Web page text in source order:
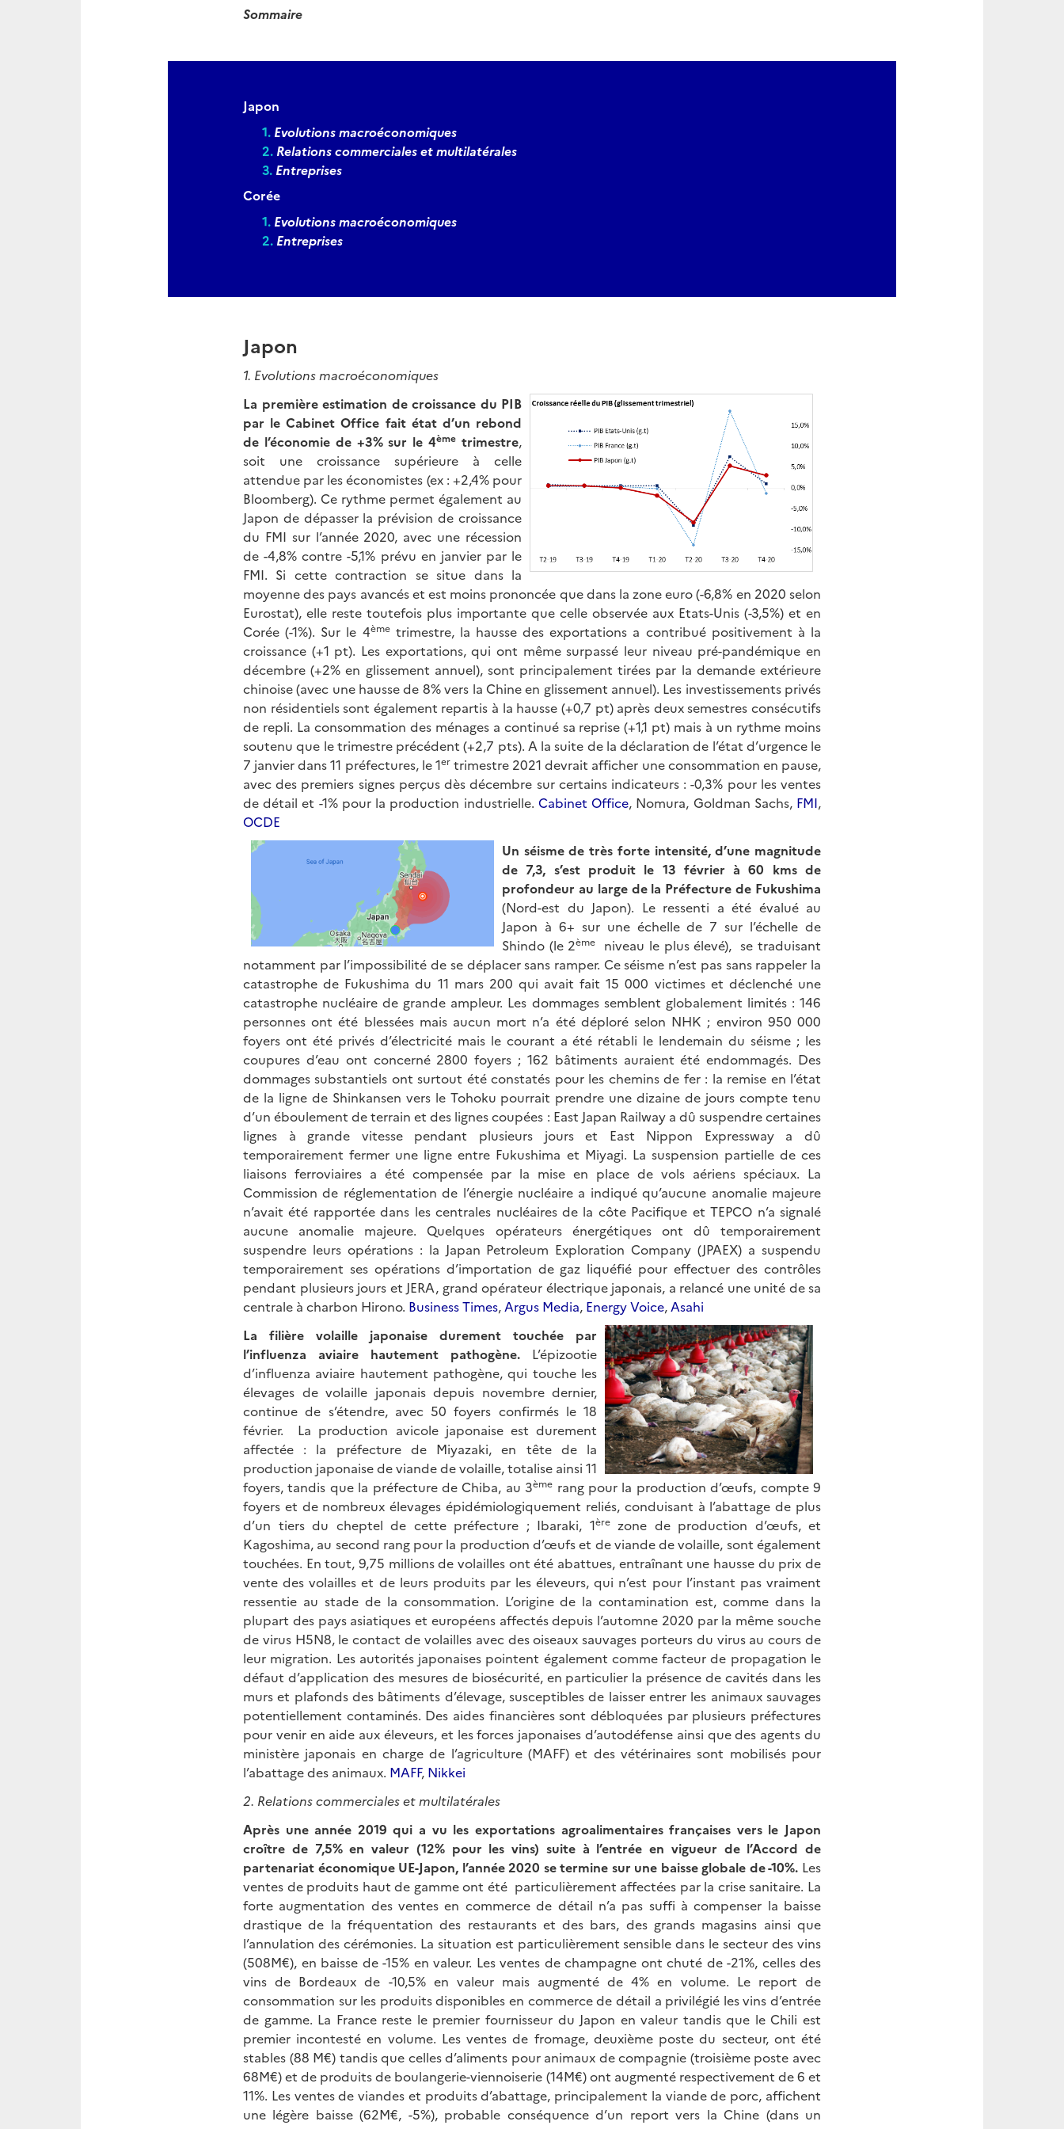
Sommaire
Japon
Evolutions macroéconomiques
Relations commerciales et multilatérales
Entreprises
Corée
Evolutions macroéconomiques
Entreprises
Japon
1. Evolutions macroéconomiques
La première estimation de croissance du PIB
par le Cabinet Office fait état d’un rebond
de l’économie de +3% sur le 4ème trimestre,
soit une croissance supérieure à celle
attendue par les économistes (ex : +2,4% pour
Bloomberg). Ce rythme permet également au
Japon de dépasser la prévision de croissance
du FMI sur l’année 2020, avec une récession
de -4,8% contre -5,1% prévu en janvier par le
FMI. Si cette contraction se situe dans la
moyenne des pays avancés et est moins prononcée que dans la zone euro (-6,8% en 2020 selon
Eurostat), elle reste toutefois plus importante que celle observée aux Etats-Unis (-3,5%) et en
Corée (-1%). Sur le 4èmetrimestre, la hausse des exportations a contribué positivement à la
croissance (+1 pt). Les exportations, qui ont même surpassé leur niveau pré-pandémique en
décembre (+2% en glissement annuel), sont principalement tirées par la demande extérieure
chinoise (avec une hausse de 8% vers la Chine en glissement annuel). Les investissements privés
non résidentiels sont également repartis à la hausse (+0,7 pt) après deux semestres consécutifs
de repli. La consommation des ménages a continué sa reprise (+1,1 pt) mais à un rythme moins
soutenu que le trimestre précédent (+2,7 pts). A la suite de la déclaration de l’état d’urgence le
7 janvier dans 11 préfectures, le 1ertrimestre 2021 devrait afficher une consommation en pause,
avec des premiers signes perçus dès décembre sur certains indicateurs : -0,3% pour les ventes
de détail et -1% pour la production industrielle. Cabinet Office, Nomura, Goldman Sachs, FMI,
OCDE
Un séisme de très forte intensité, d’une magnitude
de 7,3, s’est produit le 13 février à 60 kms de
profondeur au large de la Préfecture de Fukushima
(Nord-est du Japon). Le ressenti a été évalué au
Japon à 6+ sur une échelle de 7 sur l’échelle de
Shindo (le 2ème
niveau le plus élevé), se traduisant
notamment par l’impossibilité de se déplacer sans ramper. Ce séisme n’est pas sans rappeler la
catastrophe de Fukushima du 11 mars 200 qui avait fait 15 000 victimes et déclenché une
catastrophe nucléaire de grande ampleur. Les dommages semblent globalement limités : 146
personnes ont été blessées mais aucun mort n’a été déploré selon NHK ; environ 950 000
foyers ont été privés d’électricité mais le courant a été rétabli le lendemain du séisme ; les
coupures d’eau ont concerné 2800 foyers ; 162 bâtiments auraient été endommagés. Des
dommages substantiels ont surtout été constatés pour les chemins de fer : la remise en l’état
de la ligne de Shinkansen vers le Tohoku pourrait prendre une dizaine de jours compte tenu
d’un éboulement de terrain et des lignes coupées : East Japan Railway a dû suspendre certaines
lignes à grande vitesse pendant plusieurs jours et East Nippon Expressway a dû
temporairement fermer une ligne entre Fukushima et Miyagi. La suspension partielle de ces
liaisons ferroviaires a été compensée par la mise en place de vols aériens spéciaux. La
Commission de réglementation de l’énergie nucléaire a indiqué qu’aucune anomalie majeure
n’avait été rapportée dans les centrales nucléaires de la côte Pacifique et TEPCO n’a signalé
aucune anomalie majeure. Quelques opérateurs énergétiques ont dû temporairement
suspendre leurs opérations : la Japan Petroleum Exploration Company (JPAEX) a suspendu
temporairement ses opérations d’importation de gaz liquéfié pour effectuer des contrôles
pendant plusieurs jours et JERA, grand opérateur électrique japonais, a relancé une unité de sa
centrale à charbon Hirono. Business Times, Argus Media, Energy Voice, Asahi
La filière volaille japonaise durement touchée par
l’influenza aviaire hautement pathogène. L’épizootie
d’influenza aviaire hautement pathogène, qui touche les
élevages de volaille japonais depuis novembre dernier,
continue de s’étendre, avec 50 foyers confirmés le 18
février. La production avicole japonaise est durement
affectée : la préfecture de Miyazaki, en tête de la
production japonaise de viande de volaille, totalise ainsi 11
foyers, tandis que la préfecture de Chiba, au 3ème rang pour la production d’œufs, compte 9
foyers et de nombreux élevages épidémiologiquement reliés, conduisant à l’abattage de plus
d’un tiers du cheptel de cette préfecture ; Ibaraki, 1èrezone de production d’œufs, et
Kagoshima, au second rang pour la production d’œufs et de viande de volaille, sont également
touchées. En tout, 9,75 millions de volailles ont été abattues, entraînant une hausse du prix de
vente des volailles et de leurs produits par les éleveurs, qui n’est pour l’instant pas vraiment
ressentie au stade de la consommation. L’origine de la contamination est, comme dans la
plupart des pays asiatiques et européens affectés depuis l’automne 2020 par la même souche
de virus H5N8, le contact de volailles avec des oiseaux sauvages porteurs du virus au cours de
leur migration. Les autorités japonaises pointent également comme facteur de propagation le
défaut d’application des mesures de biosécurité, en particulier la présence de cavités dans les
murs et plafonds des bâtiments d’élevage, susceptibles de laisser entrer les animaux sauvages
potentiellement contaminés. Des aides financières sont débloquées par plusieurs préfectures
pour venir en aide aux éleveurs, et les forces japonaises d’autodéfense ainsi que des agents du
ministère japonais en charge de l’agriculture (MAFF) et des vétérinaires sont mobilisés pour
l’abattage des animaux. MAFF, Nikkei
2. Relations commerciales et multilatérales
Après une année 2019 qui a vu les exportations agroalimentaires françaises vers le Japon
croître de 7,5% en valeur (12% pour les vins) suite à l’entrée en vigueur de l’Accord de
partenariat économique UE-Japon, l’année 2020 se termine sur une baisse globale de -10%. Les
ventes de produits haut de gamme ont été particulièrement affectées par la crise sanitaire. La
forte augmentation des ventes en commerce de détail n’a pas suffi à compenser la baisse
drastique de la fréquentation des restaurants et des bars, des grands magasins ainsi que
l’annulation des cérémonies. La situation est particulièrement sensible dans le secteur des vins
(508M€), en baisse de -15% en valeur. Les ventes de champagne ont chuté de -21%, celles des
vins de Bordeaux de -10,5% en valeur mais augmenté de 4% en volume. Le report de
consommation sur les produits disponibles en commerce de détail a privilégié les vins d’entrée
de gamme. La France reste le premier fournisseur du Japon en valeur tandis que le Chili est
premier incontesté en volume. Les ventes de fromage, deuxième poste du secteur, ont été
stables (88 M€) tandis que celles d’aliments pour animaux de compagnie (troisième poste avec
68M€) et de produits de boulangerie-viennoiserie (14M€) ont augmenté respectivement de 6 et
11%. Les ventes de viandes et produits d’abattage, principalement la viande de porc, affichent
une légère baisse (62M€, -5%), probable conséquence d’un report vers la Chine (dans un